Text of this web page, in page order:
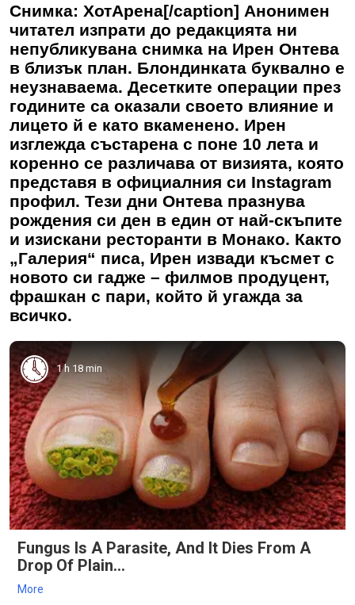
Снимка: ХотАрена[/caption] Анонимен
читател изпрати до редакцията ни
непубликувана снимка на Ирен Онтева
в близък план. Блондинката буквално е
неузнаваема. Десетките операции през
годините са оказали своето влияние и
лицето й е като вкаменено. Ирен
изглежда състарена с поне 10 лета и
коренно се различава от визията, която
представя в официалния си Instagram
профил. Тези дни Онтева празнува
рождения си ден в един от най-скъпите
и изискани ресторанти в Монако. Както
„Галерия“ писа, Ирен извади късмет с
новото си гадже – филмов продуцент,
фрашкан с пари, който й угажда за
всичко.
1 h 18 min
Fungus Is A Parasite, And It Dies From A
Drop Of Plain...
More